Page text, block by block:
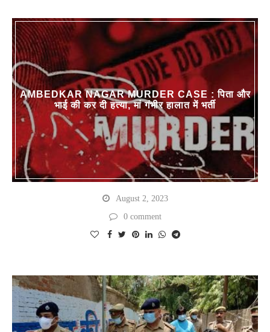
AMBEDKAR NAGAR MURDER CASE : पिता और
भाई की कर दी हत्या, मां गंभीर हालात में भर्ती
August 2, 2023
0 comment